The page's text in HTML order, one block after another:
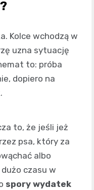
Kolce wchodzą w
uzna sytuację
to: próba
dopiero na
to, że jeśli jeż
psa, który za
albo
czasu w
spory wydatek